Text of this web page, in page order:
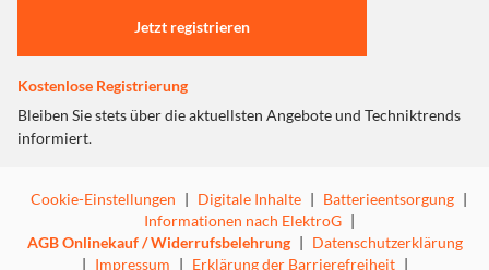
glattes, gepflegtes Haar in kurzer Zeit. Dank moderner
trockenen Zustand gestylt werden – ganz ohne lange
Vorbereitung. Das spart Zeit und macht das tägliche
Styling besonders einfach.
einem Zug und sorgt für ein natürlich glänzendes
Ergebnis. Gleichzeitig wird die Wärme ständig überwacht,
damit das Haar geschützt bleibt und nicht unnötig
Jetzt registrieren
Kostenlose Registrierung
Bleiben Sie stets über die aktuellsten Angebote und Techniktrends
informiert.
Cookie-Einstellungen | Digitale Inhalte | Batterieentsorgung |
Informationen nach ElektroG |
AGB Onlinekauf / Widerrufsbelehrung | Datenschutzerklärung
| Impressum | Erklärung der Barrierefreiheit |